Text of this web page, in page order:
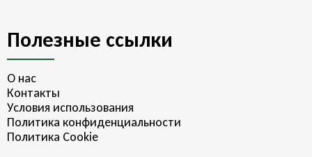
Полезные ссылки
О нас
Контакты
Условия использования
Политика конфиденциальности
Политика Cookie